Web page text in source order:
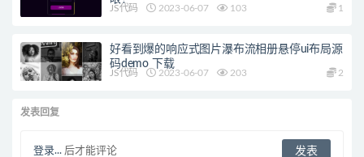
JS代码 2023-06-07 103 1
好看到爆的响应式图片瀑布流相册悬停ui布局源
码demo 下载
JS代码 2023-06-07 203 2
发表回复
登录... 后才能评论